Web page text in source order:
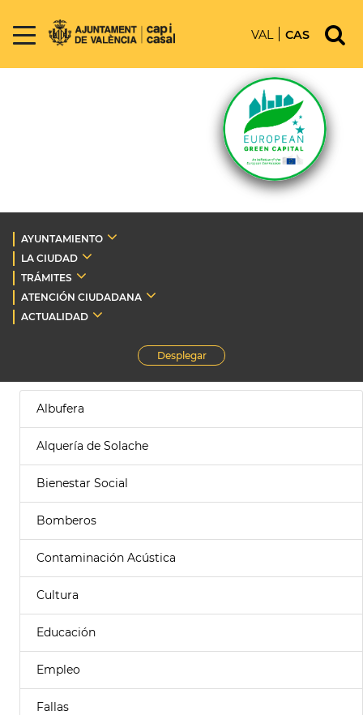
VAL CAS
AYUNTAMIENTO
LA CIUDAD
TRÁMITES
ATENCIÓN CIUDADANA
ACTUALIDAD
Desplegar
Albufera
Alquería de Solache
Bienestar Social
Bomberos
Contaminación Acústica
Cultura
Educación
Empleo
Fallas